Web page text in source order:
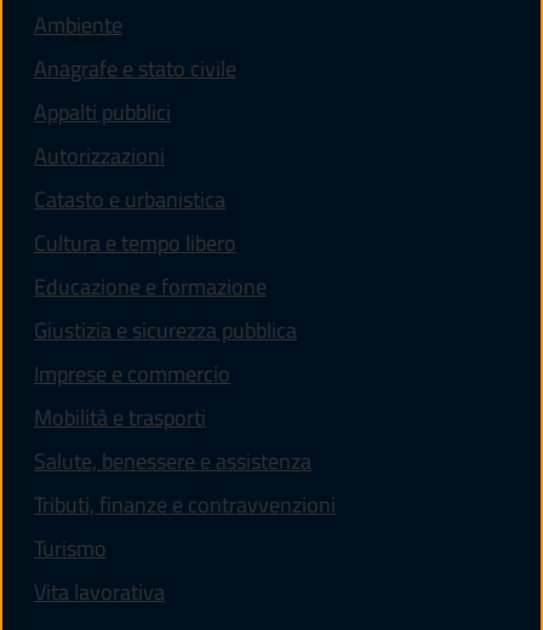
Ambiente
Anagrafe e stato civile
Appalti pubblici
Autorizzazioni
Catasto e urbanistica
Cultura e tempo libero
Educazione e formazione
Giustizia e sicurezza pubblica
Imprese e commercio
Mobilità e trasporti
Salute, benessere e assistenza
Tributi, finanze e contravvenzioni
Turismo
Vita lavorativa